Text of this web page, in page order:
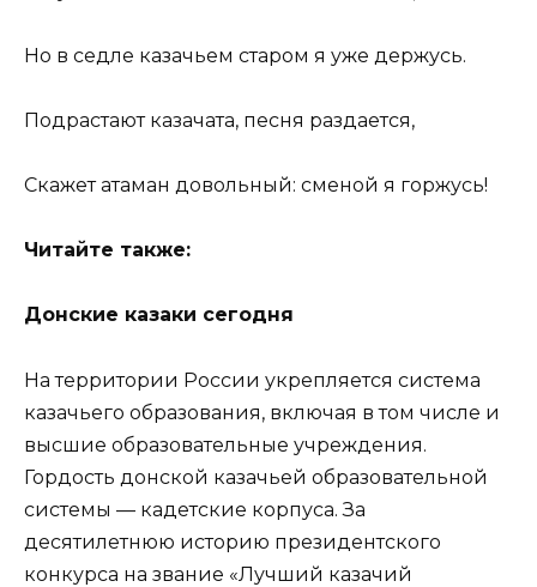
Но в седле казачьем старом я уже держусь.
Подрастают казачата, песня раздается,
Скажет атаман довольный: сменой я горжусь!
Читайте также:
Донские казаки сегодня
На территории России укрепляется система
казачьего образования, включая в том числе и
высшие образовательные учреждения.
Гордость донской казачьей образовательной
системы — кадетские корпуса. За
десятилетнюю историю президентского
конкурса на звание «Лучший казачий